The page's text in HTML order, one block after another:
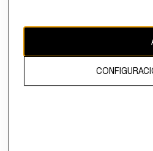
El contenido de esta página web
propiedad de H&M Hennes & Mauritz